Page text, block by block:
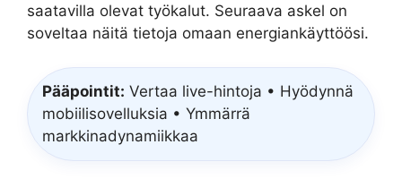
saatavilla olevat työkalut. Seuraava askel on
soveltaa näitä tietoja omaan energiankäyttöösi.
Pääpointit: Vertaa live-hintoja • Hyödynnä
mobiilisovelluksia • Ymmärrä
markkinadynamiikkaa